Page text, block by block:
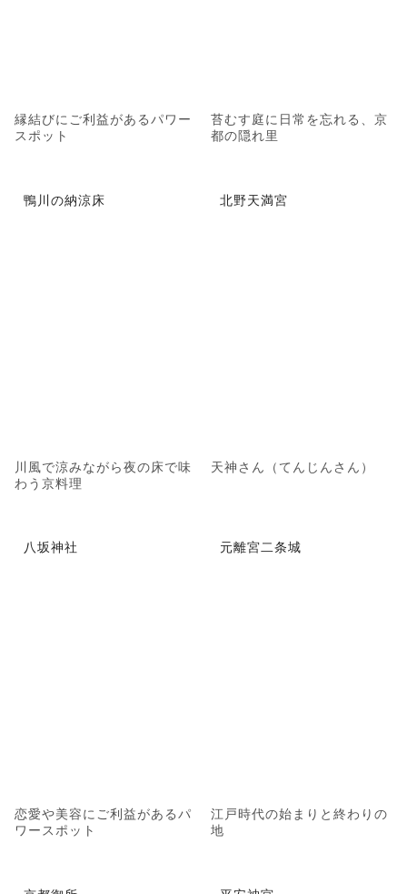
縁結びにご利益があるパワー
スポット
苔むす庭に日常を忘れる、京
都の隠れ里
鴨川の納涼床
川風で涼みながら夜の床で味
わう京料理
北野天満宮
天神さん（てんじんさん）
八坂神社
恋愛や美容にご利益があるパ
ワースポット
元離宮二条城
江戸時代の始まりと終わりの
地